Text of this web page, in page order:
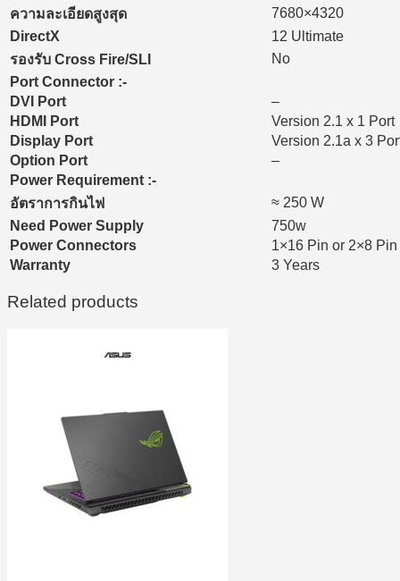
ความละเอียดสูงสุด
7680×4320
DirectX
12 Ultimate
รองรับ Cross Fire/SLI
No
Port Connector :-
DVI Port
–
HDMI Port
Version 2.1 x 1 Port
Display Port
Version 2.1a x 3
Option Port
–
Power Requirement :-
อัตราการกินไฟ
≈ 250 W
Need Power Supply
750w
Power Connectors
1×16 Pin or 2×8 Pin
Warranty
3 Years
Related products